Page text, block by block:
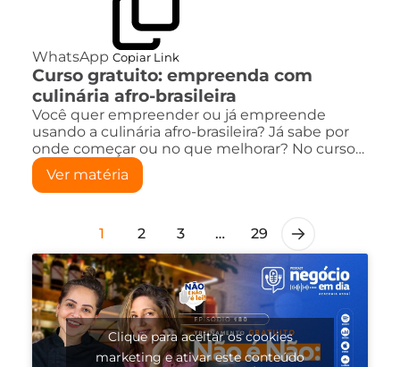
WhatsApp Copiar Link
Curso gratuito: empreenda com
culinária afro-brasileira
Você quer empreender ou já empreende
usando a culinária afro-brasileira? Já sabe por
onde começar ou no que melhorar? No curso…
Ver matéria
1 2 3 … 29
Clique para aceitar os cookies
marketing e ativar este conteúdo